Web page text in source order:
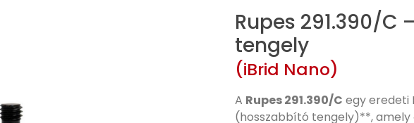
Rupes 291.390/C
tengely
(iBrid Nano)
A Rupes 291.390/C egy eredeti
(hosszabbító tengely)**, amely